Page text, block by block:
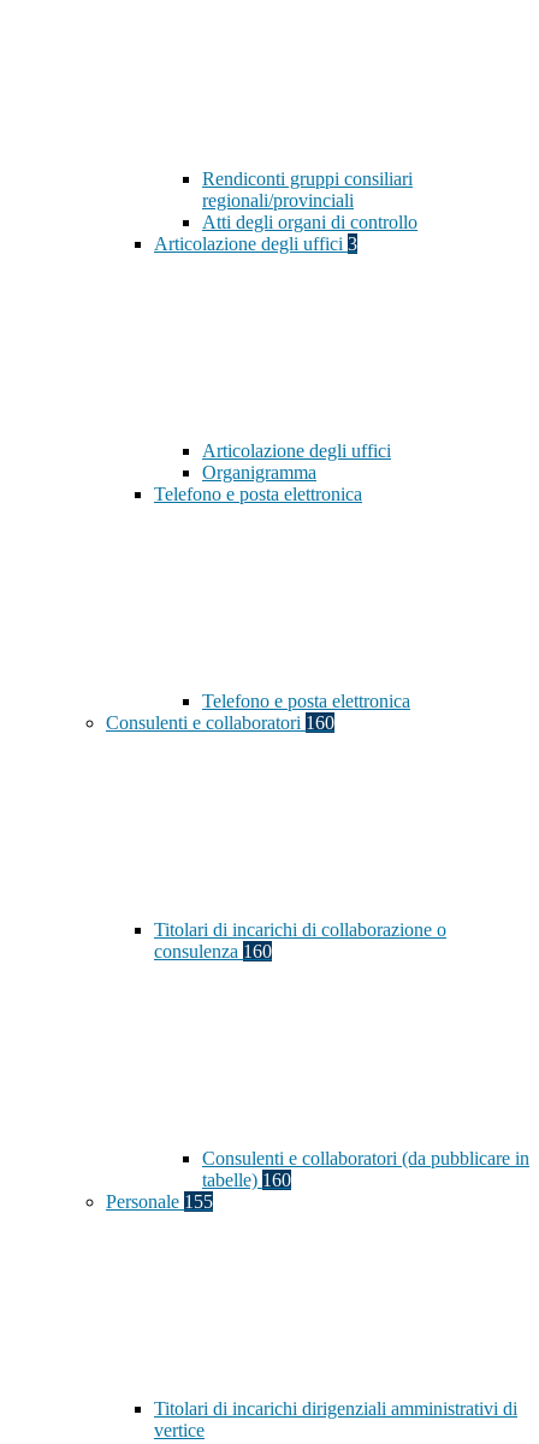
Rendiconti gruppi consiliari
regionali/provinciali
Atti degli organi di controllo
Articolazione degli uffici 3
Articolazione degli uffici
Organigramma
Telefono e posta elettronica
Telefono e posta elettronica
Consulenti e collaboratori 160
Titolari di incarichi di collaborazione o
consulenza 160
Consulenti e collaboratori (da pubblicare in
tabelle) 160
Personale 155
Titolari di incarichi dirigenziali amministrativi di
vertice